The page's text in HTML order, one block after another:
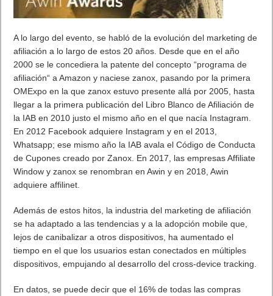
A lo largo del evento, se habló de la evolución del marketing de
afiliación a lo largo de estos 20 años. Desde que en el año
2000 se le concediera la patente del concepto “programa de
afiliación“ a Amazon y naciese zanox, pasando por la primera
OMExpo en la que zanox estuvo presente allá por 2005, hasta
llegar a la primera publicación del Libro Blanco de Afiliación de
la IAB en 2010 justo el mismo año en el que nacía Instagram.
En 2012 Facebook adquiere Instagram y en el 2013,
Whatsapp; ese mismo año la IAB avala el Código de Conducta
de Cupones creado por Zanox. En 2017, las empresas Affiliate
Window y zanox se renombran en Awin y en 2018, Awin
adquiere affilinet.
Además de estos hitos, la industria del marketing de afiliación
se ha adaptado a las tendencias y a la adopción mobile que,
lejos de canibalizar a otros dispositivos, ha aumentado el
tiempo en el que los usuarios estan conectados en múltiples
dispositivos, empujando al desarrollo del cross-device tracking.
En datos, se puede decir que el 16% de todas las compras